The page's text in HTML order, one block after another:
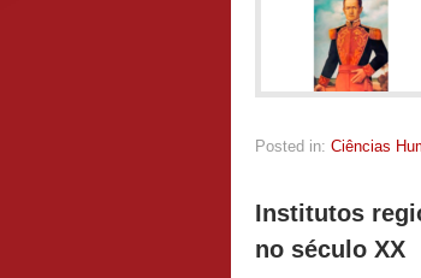
Posted in: Ciências
Institutos
no século XX